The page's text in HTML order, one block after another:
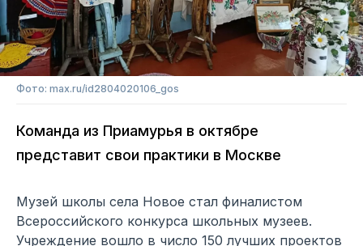
Фото: max.ru/id2804020106_gos
Команда из Приамурья в октябре
представит свои практики в Москве
Музей школы села Новое стал финалистом
Всероссийского конкурса школьных музеев.
Учреждение вошло в число 150 лучших проектов